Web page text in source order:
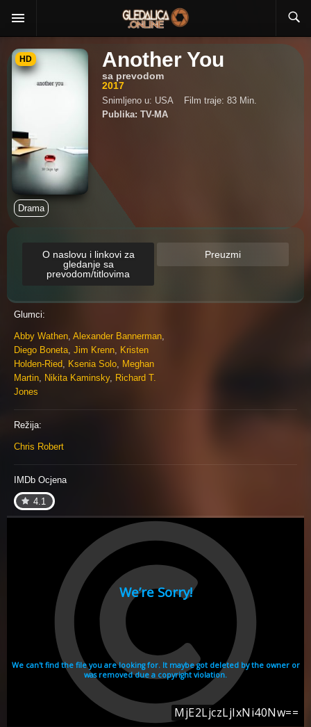
HD Another You
sa prevodom
2017
Snimljeno u: USA
Film traje: 83 Min.
Publika: TV-MA
Drama
O naslovu i linkovi za
gledanje sa
prevodom/titlovima
Preuzmi
Glumci:
Abby Wathen, Alexander Bannerman,
Diego Boneta, Jim Krenn, Kristen
Holden-Ried, Ksenia Solo, Meghan
Martin, Nikita Kaminsky, Richard T.
Jones
Režija:
Chris Robert
IMDb Ocjena
4.1